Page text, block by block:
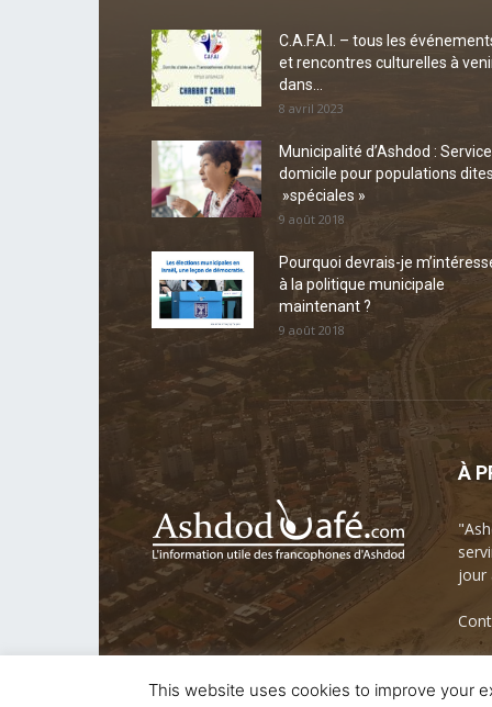
C.A.F.A.I. – tous les
et rencontres culturelles à
dans...
8 avril 2023
Municipalité d’Ashdod :
domicile pour populations dites
»spéciales »
9 août 2018
Pourquoi devrais-je
à la politique municipale
maintenant ?
9 août 2018
À
jour
This website uses cookies to improve your